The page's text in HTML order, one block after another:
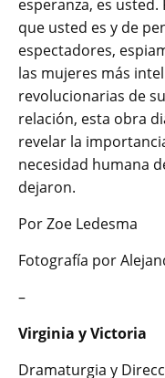
esperanza, es
que usted es y de
espectadores,
las mujeres más
revolucionarias de
relación, esta obra
revelar la
necesidad humana
dejaron.
Por Zoe Ledesma
Fotografía por
–
Virginia y Victoria
Dramaturgia y